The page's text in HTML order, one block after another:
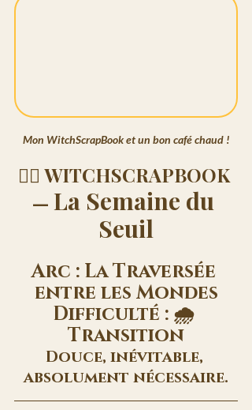
Mon WitchScrapBook et un bon café chaud !
🧙‍♀️ WITCHSCRAPBOOK
— La Semaine du
Seuil
Arc : La Traversée
entre les Mondes
Difficulté : 🌧️
Transition
Douce, inévitable,
absolument nécessaire.